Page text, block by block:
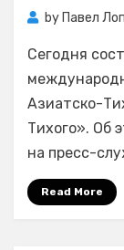
by Павел
Сегодня
Азиатско-
Тихого». Об
на пресс-
Read More